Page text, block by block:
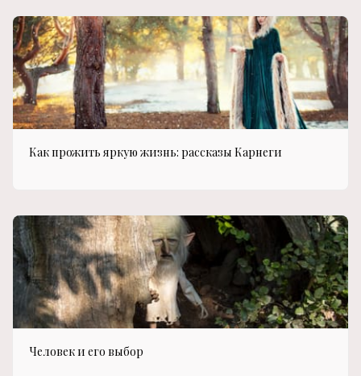
Как прожить яркую жизнь: рассказы Карнеги
Человек и его выбор